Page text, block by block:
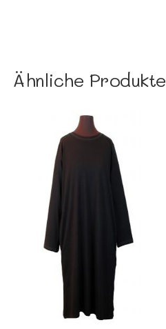
Ähnliche Produkte